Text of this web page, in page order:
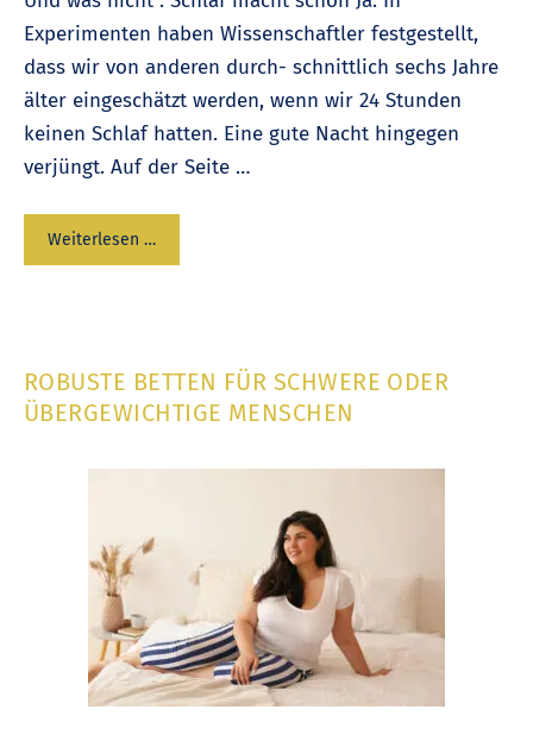
Experimenten haben Wissenschaftler festgestellt,
dass wir von anderen durch- schnittlich sechs Jahre
älter eingeschätzt werden, wenn wir 24 Stunden
keinen Schlaf hatten. Eine gute Nacht hingegen
verjüngt. Auf der Seite …
Weiterlesen …
ROBUSTE BETTEN FÜR SCHWERE ODER
ÜBERGEWICHTIGE MENSCHEN